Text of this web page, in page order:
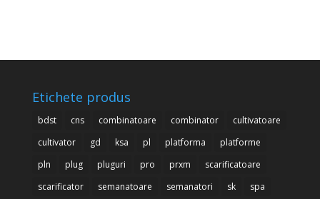
Etichete produs
bdst cns combinatoare combinator
cultivatoare
cultivator
gd ksa pl platforma
platforme
pln
plug pluguri pro prxm
scarificatoare
scarificator
semanatoare semanatori sk
spa